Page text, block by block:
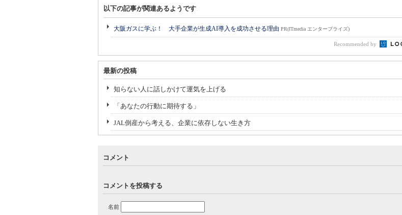
以下の記事が関連あるようです
大阪ガスに学ぶ！ 大手企業が生成AI導入を成功させる理由 PR(ITmedia エンタープライズ)
Recommended by
最新の投稿
知らない人に話しかけて運気を上げる
「あなたの行動に期待する」
JAL倒産から考える、企業に依存しない生き方
コメント
コメントを投稿する
名前